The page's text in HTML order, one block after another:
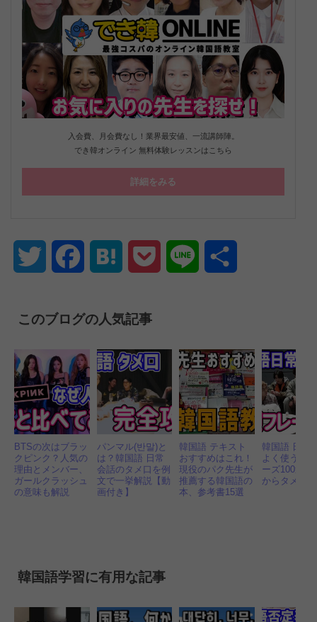
入会費、月会費なし！業界最安値、一流講師陣。
でき韓オンライン 無料体験レッスンはこちら
詳細をみる
Twitter FacebookHatena Pocket Line
このブログの人気記事
BTSの次はブラッ
クピンク？人気の
理由とメンバー、
ガールクラッシュ
の意味も解説
パンマル(반말)と
は？韓国語 日常
会話のタメ口を例
文で一挙解説【動
画付き】
韓国語 テキスト
おすすめはこれ！
現役のパク先生が
推薦する韓国語の
本、参考書15選
韓国語 日常
よく使う必
ーズ100選｜
からタメ口
韓国語学習に有用な記事